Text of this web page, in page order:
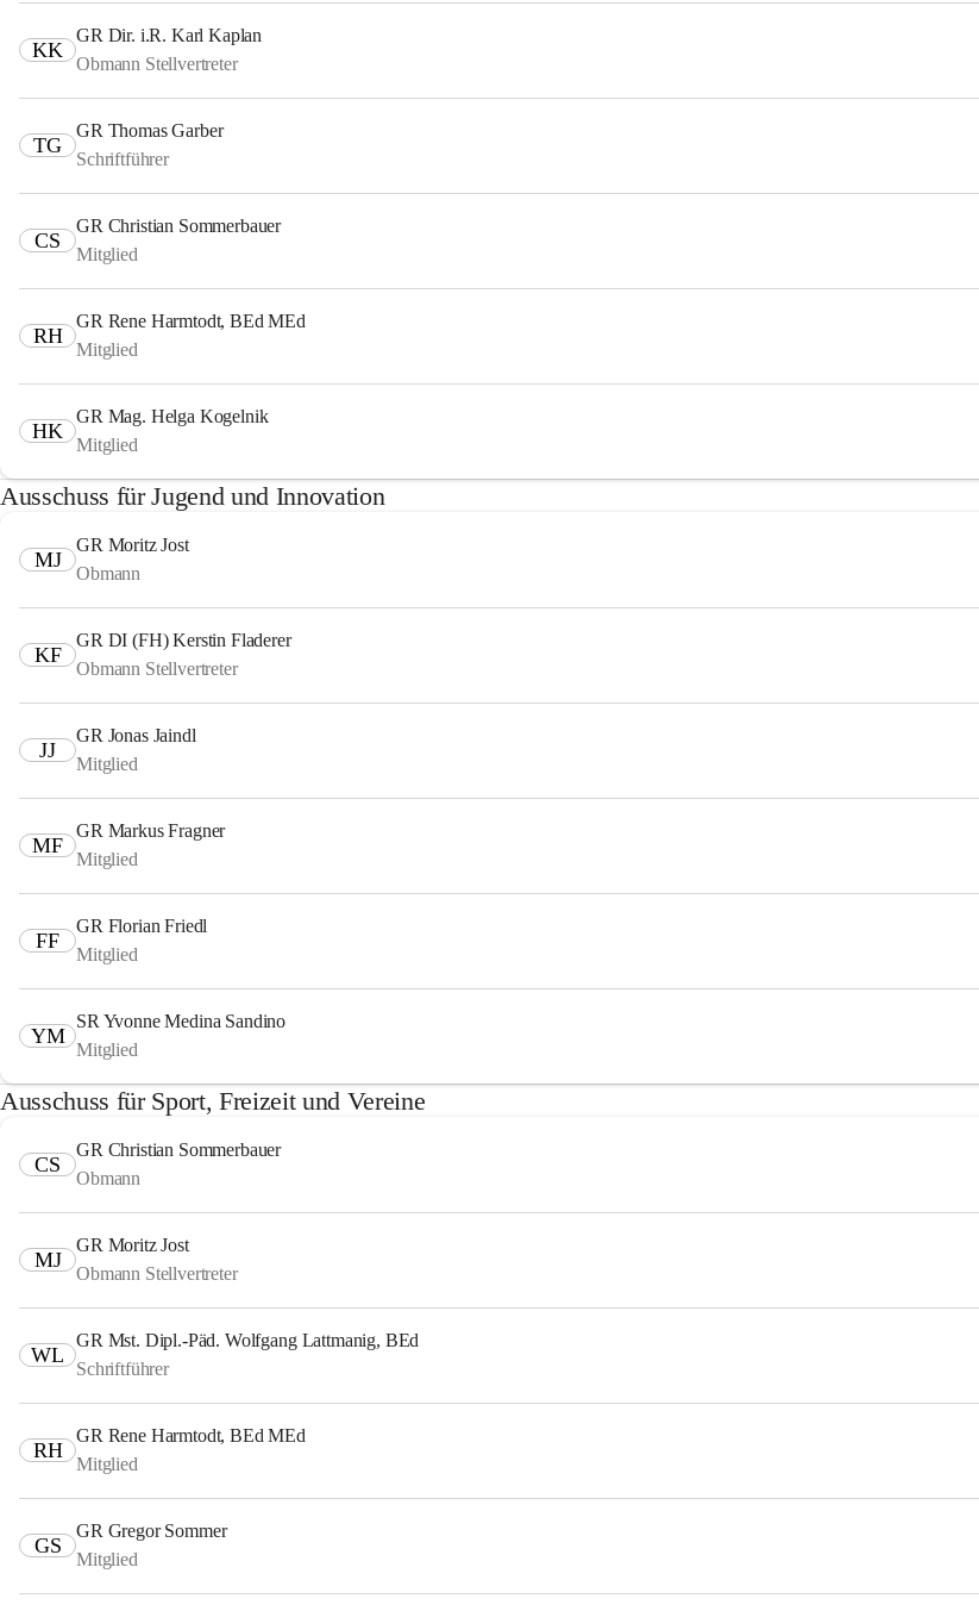
KK
GR Dir. i.R. Karl Kaplan
Obmann Stellvertreter
TG
GR Thomas Garber
Schriftführer
CS
GR Christian Sommerbauer
Mitglied
RH
GR Rene Harmtodt, BEd MEd
Mitglied
HK
GR Mag. Helga Kogelnik
Mitglied
Ausschuss für Jugend und Innovation
MJ
GR Moritz Jost
Obmann
KF
GR DI (FH) Kerstin Fladerer
Obmann Stellvertreter
JJ
GR Jonas Jaindl
Mitglied
MF
GR Markus Fragner
Mitglied
FF
GR Florian Friedl
Mitglied
YM
SR Yvonne Medina Sandino
Mitglied
Ausschuss für Sport, Freizeit und Vereine
CS
GR Christian Sommerbauer
Obmann
MJ
GR Moritz Jost
Obmann Stellvertreter
WL
GR Mst. Dipl.-Päd. Wolfgang Lattmanig, BEd
Schriftführer
RH
GR Rene Harmtodt, BEd MEd
Mitglied
GS
GR Gregor Sommer
Mitglied